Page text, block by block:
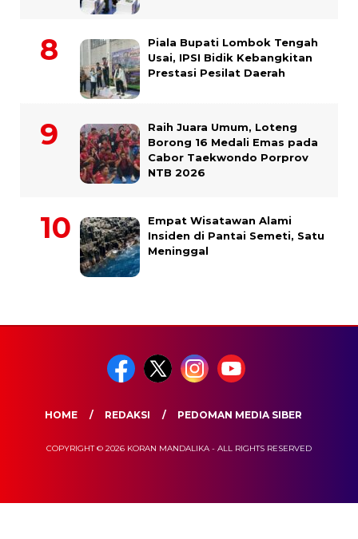
Piala Bupati Lombok Tengah
Usai, IPSI Bidik Kebangkitan
Prestasi Pesilat Daerah
Raih Juara Umum, Loteng
Borong 16 Medali Emas pada
Cabor Taekwondo Porprov
NTB 2026
Empat Wisatawan Alami
Insiden di Pantai Semeti, Satu
Meninggal
HOME REDAKSI PEDOMAN MEDIA SIBER
COPYRIGHT © 2026 KORAN MANDALIKA - ALL RIGHTS RESERVED